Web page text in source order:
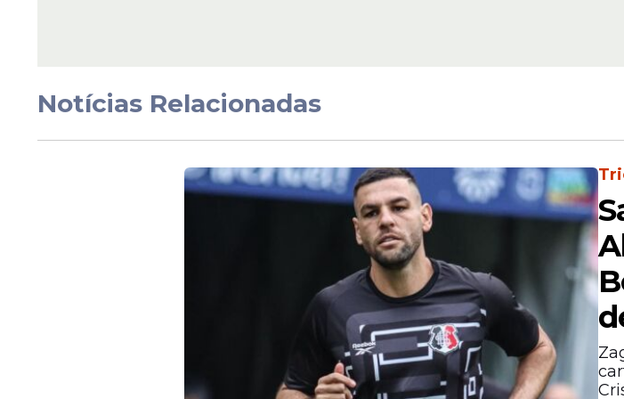
Veja Também
Hoje, Cristiano acumula 226 partidas, 143 gols e 46 assistências com
números que o colocam como o maior jogador da história do país
Notícias Relacionadas